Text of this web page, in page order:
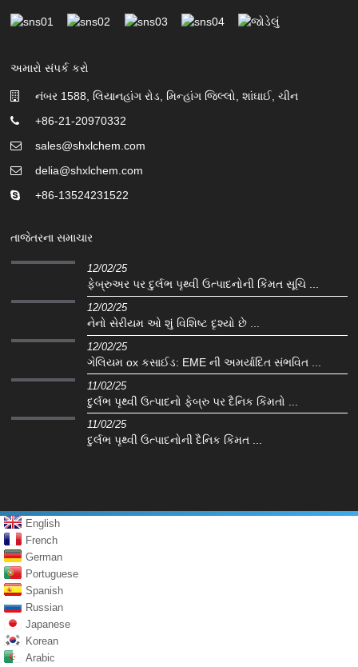
અમારો સંપર્ક કરો
નંબર 1588, લિયાનહાંગ રોડ, મિન્હાંગ જિલ્લો, શાંઘાઈ, ચીન
+86-21-20970332
sales@shxlchem.com
delia@shxlchem.com
+86-13524231522
તાજેતરના સમાચાર
12/02/25
ફેબ્રુઅર પર દુર્લભ પૃથ્વી ઉત્પાદનોની કિંમત સૂચિ ...
12/02/25
નેનો સેરીયમ ઓ શું વિશિષ્ટ દૃશ્યો છે ...
12/02/25
ગેલિયમ ox કસાઈડ: EME ની અમર્યાદિત સંભવિત ...
11/02/25
દુર્લભ પૃથ્વી ઉત્પાદનો ફેબ્રુ પર દૈનિક કિંમતો ...
11/02/25
દુર્લભ પૃથ્વી ઉત્પાદનોની દૈનિક કિંમત ...
English
French
German
Portuguese
Spanish
Russian
Japanese
Korean
Arabic